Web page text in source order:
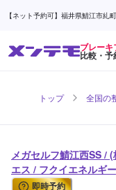
【ネット予約可】福井県鯖江市糺
ブレーキ
比較・予
トップ 全国の
メガセルフ鯖江西SS /
エス / フクイエネルギ
即時予約